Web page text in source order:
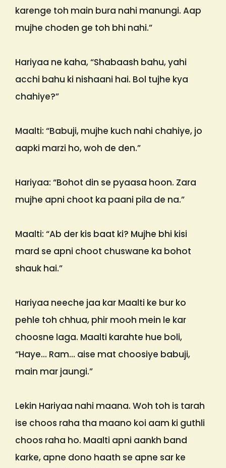
karenge toh main bura nahi manungi. Aap
mujhe choden ge toh bhi nahi.”
Hariyaa ne kaha, “Shabaash bahu, yahi
acchi bahu ki nishaani hai. Bol tujhe kya
chahiye?”
Maalti: “Babuji, mujhe kuch nahi chahiye, jo
aapki marzi ho, woh de den.”
Hariyaa: “Bohot din se pyaasa hoon. Zara
mujhe apni choot ka paani pila de na.”
Maalti: “Ab der kis baat ki? Mujhe bhi kisi
mard se apni choot chuswane ka bohot
shauk hai.”
Hariyaa neeche jaa kar Maalti ke bur ko
pehle toh chhua, phir mooh mein le kar
choosne laga. Maalti karahte hue boli,
“Haye… Ram… aise mat choosiye babuji,
main mar jaungi.”
Lekin Hariyaa nahi maana. Woh toh is tarah
ise choos raha tha maano koi aam ki guthli
choos raha ho. Maalti apni aankh band
karke, apne dono haath se apne sar ke